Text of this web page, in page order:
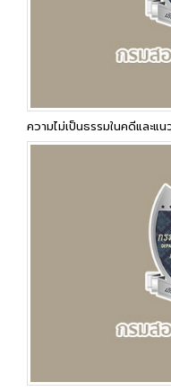
ความไม่เป็นธรรมในคดีและแน